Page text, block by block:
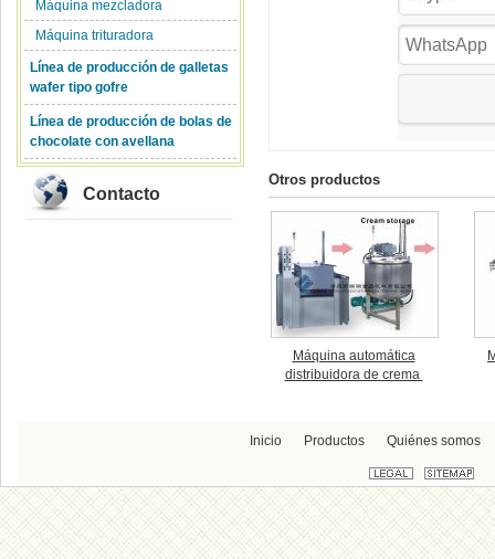
Máquina mezcladora
Máquina trituradora
Línea de producción de galletas
wafer tipo gofre
Línea de producción de bolas de
chocolate con avellana
Contacto
Otros productos
Máquina automática
distribuidora de crema
Inicio Productos Quiénes somos